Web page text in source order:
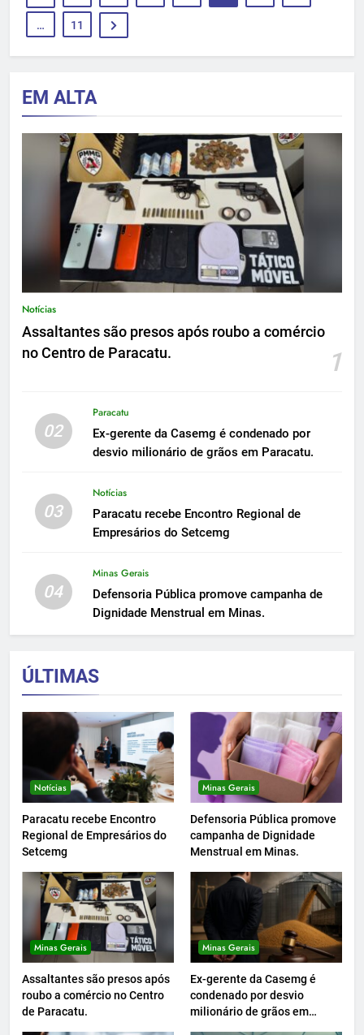
… 11
EM ALTA
Notícias
Assaltantes são presos após roubo a comércio
no Centro de Paracatu.
1
02
Paracatu
Ex-gerente da Casemg é condenado por
desvio milionário de grãos em Paracatu.
03
Notícias
Paracatu recebe Encontro Regional de
Empresários do Setcemg
04
Minas Gerais
Defensoria Pública promove campanha de
Dignidade Menstrual em Minas.
ÚLTIMAS
Notícias
Paracatu recebe Encontro
Regional de Empresários do
Setcemg
Minas Gerais
Defensoria Pública promove
campanha de Dignidade
Menstrual em Minas.
Minas Gerais
Assaltantes são presos após
roubo a comércio no Centro
de Paracatu.
Minas Gerais
Ex-gerente da Casemg é
condenado por desvio
milionário de grãos em